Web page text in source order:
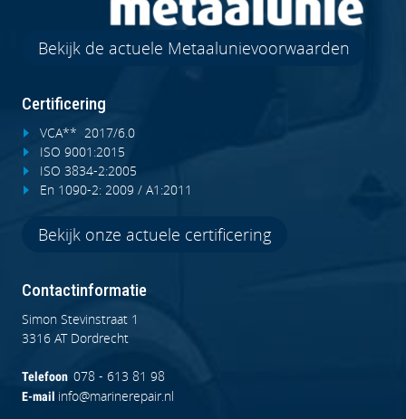
Bekijk de actuele Metaalunievoorwaarden
Certificering
VCA** 2017/6.0
ISO 9001:2015
ISO 3834-2:2005
En 1090-2: 2009 / A1:2011
Bekijk onze actuele certificering
Contactinformatie
Simon Stevinstraat 1
3316 AT Dordrecht
Telefoon 078 - 613 81 98
E-mail info@marinerepair.nl